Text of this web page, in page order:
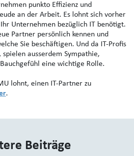
punkto Effizienz und
an der Arbeit. Es lohnt sich vorher
Unternehmen bezüglich IT benötigt.
Partner persönlich kennen und
Sie beschäftigen. Und da IT-Profis
ausserdem Sympathie,
eine wichtige Rolle.
lohnt, einen IT-Partner zu
.
Beiträge